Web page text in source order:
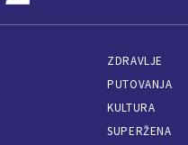
ZDRAVLJE
PUTOVANJA
KULTURA
SUPERŽENA